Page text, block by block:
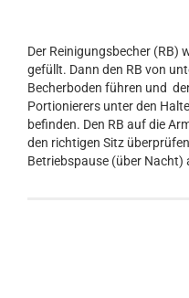
Der Reinigungsbecher (RB)
gefüllt. Dann den RB von
Becherboden führen und
Portionierers unter den
befinden. Den RB auf die
den richtigen Sitz
Betriebspause (über Nacht)